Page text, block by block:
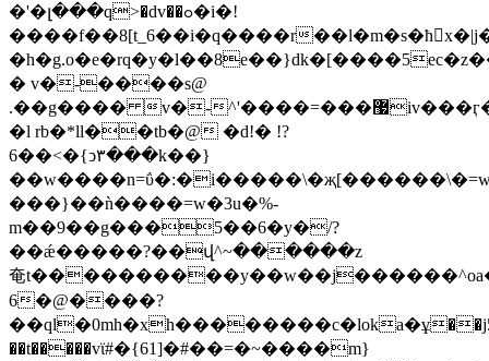
�'�լ���q>�dv��ߋ�i�!
����f��8[t_6��i�q����r
� v�-����s@
.��g���� v�-^'����=���޷iv���ӷ�����owooϣw�g��;������i�e�#bz$��%1/w,0lyɖ]$nv*)b!
�l rb�*ll��tb�@ �d!� !?
6��<�{ͻ۳���k��}
���}��ǹ����=w�3u�%-
m��9��g���5��6�y�/?
��ǽ�����?��վ^~������z
奄
6�@����?
��ql�0mh�xh��������c�loka�ұ��j56
��t�����vϊ#�{61]�#��=�~����m}